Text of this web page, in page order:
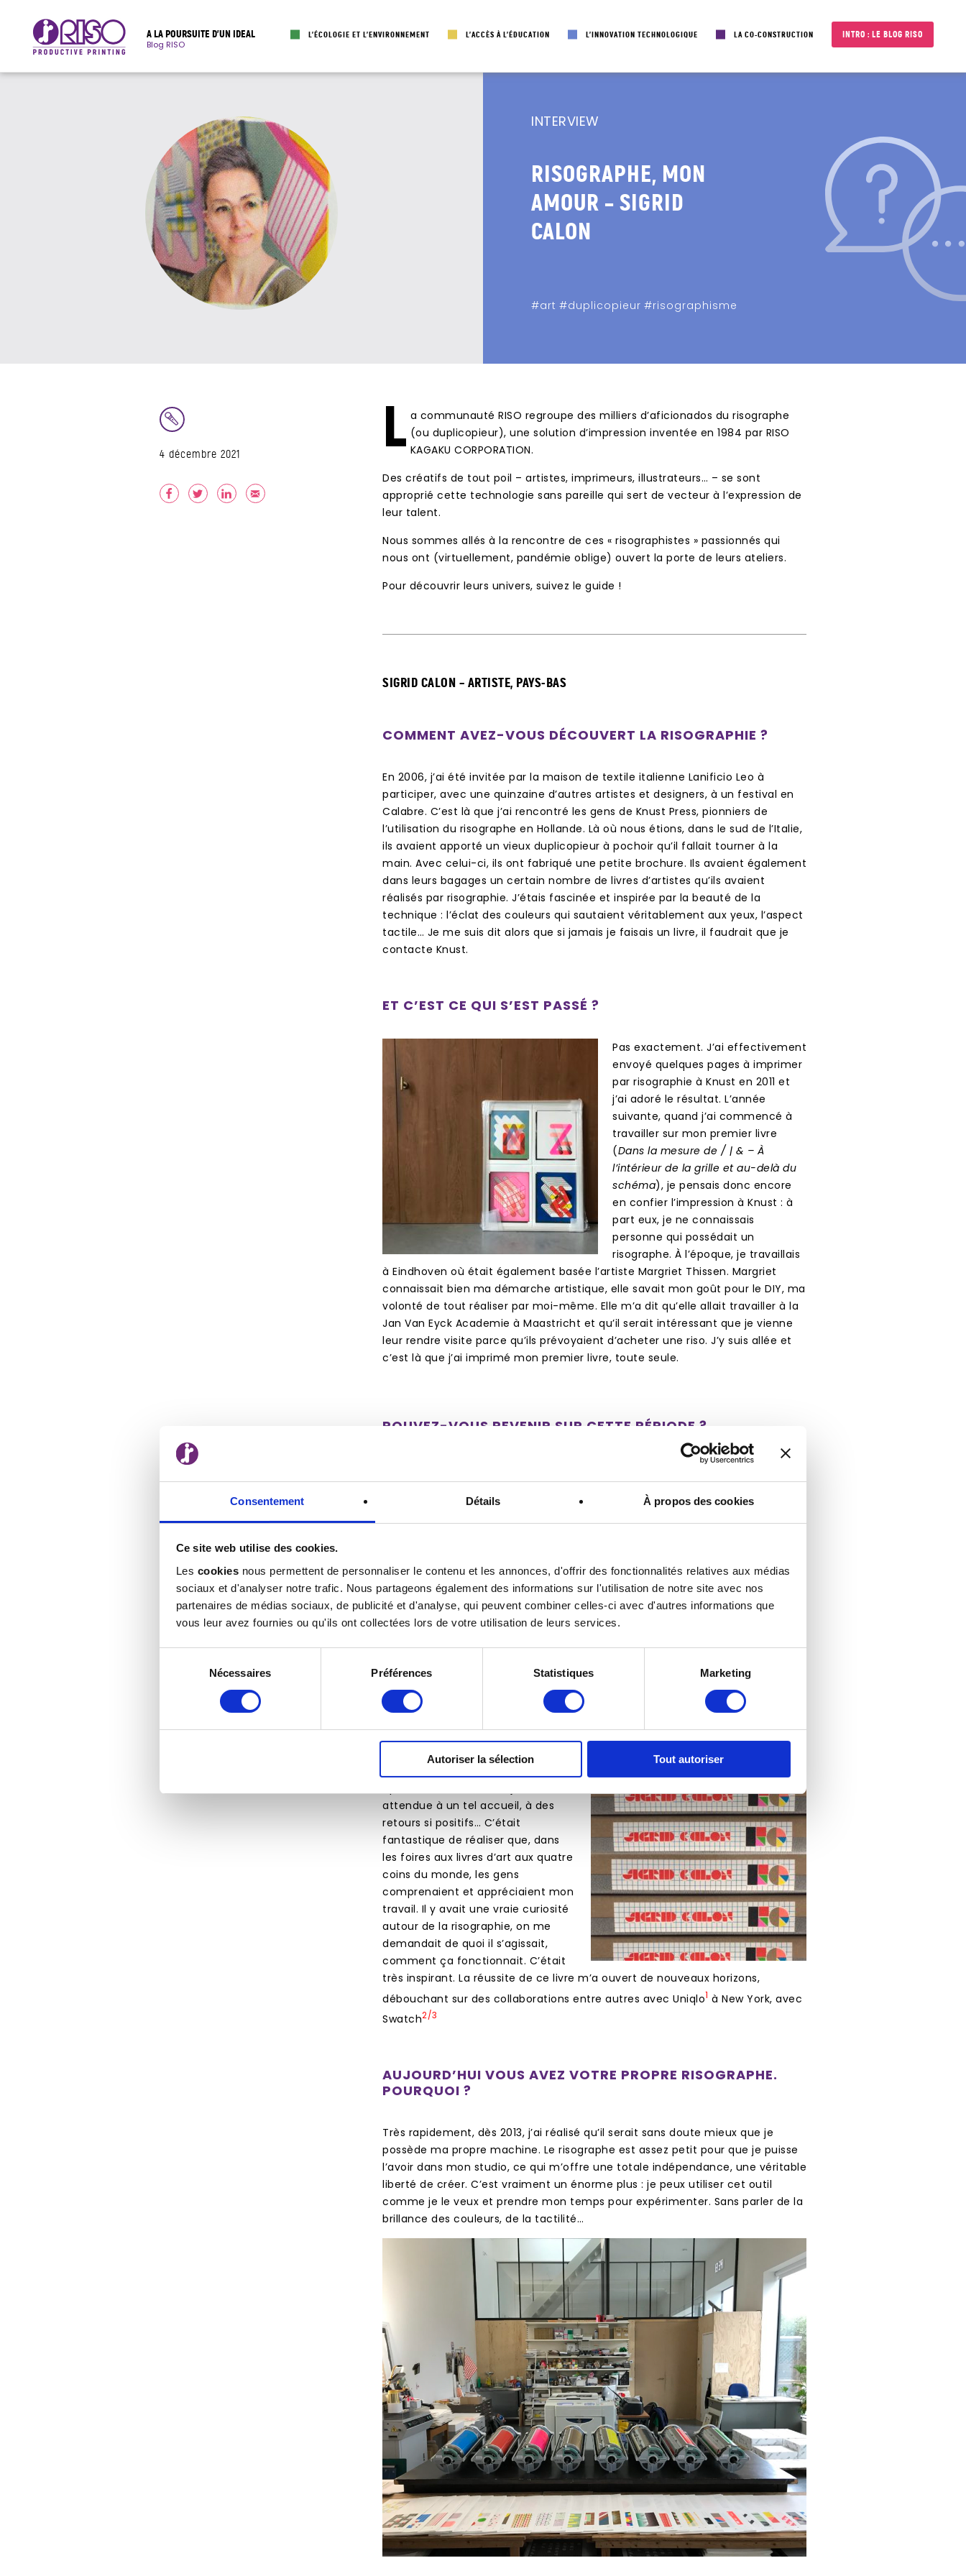
Consentement Détails À propos des cookies
Ce site web utilise des cookies.
Les cookies nous permettent de personnaliser le contenu et les annonces, d'offrir des fonctionnalités relatives aux médias
sociaux et d'analyser notre trafic. Nous partageons également des informations sur l'utilisation de notre site avec nos
partenaires de médias sociaux, de publicité et d'analyse, qui peuvent combiner celles-ci avec d'autres informations que
vous leur avez fournies ou qu'ils ont collectées lors de votre utilisation de leurs services.
consentement
Nécessaires Préférences Statistiques Marketing
Autoriser la sélection Tout autoriser
A LA POURSUITE D’UN IDEAL
Blog RISO
L’ÉCOLOGIE ET L’ENVIRONNEMENT L’ACCÈS À L’ÉDUCATION L’INNOVATION TECHNOLOGIQUE LA CO-CONSTRUCTION INTRO : LE BLOG RISO
INTERVIEW
RISOGRAPHE, MON
AMOUR – SIGRID
CALON
#art #duplicopieur #risographisme
4 décembre 2021 L a communauté RISO regroupe des milliers d’aficionados du risographe
(ou duplicopieur), une solution d’impression inventée en 1984 par RISO
KAGAKU CORPORATION.
Des créatifs de tout poil – artistes, imprimeurs, illustrateurs… – se sont
approprié cette technologie sans pareille qui sert de vecteur à l’expression de
leur talent.
Nous sommes allés à la rencontre de ces « risographistes » passionnés qui
nous ont (virtuellement, pandémie oblige) ouvert la porte de leurs ateliers.
Pour découvrir leurs univers, suivez le guide !
SIGRID CALON – ARTISTE, PAYS-BAS
COMMENT AVEZ-VOUS DÉCOUVERT LA RISOGRAPHIE ?
En 2006, j’ai été invitée par la maison de textile italienne Lanificio Leo à
participer, avec une quinzaine d’autres artistes et designers, à un festival en
Calabre. C’est là que j’ai rencontré les gens de Knust Press, pionniers de
l’utilisation du risographe en Hollande. Là où nous étions, dans le sud de l’Italie,
ils avaient apporté un vieux duplicopieur à pochoir qu’il fallait tourner à la
main. Avec celui-ci, ils ont fabriqué une petite brochure. Ils avaient également
dans leurs bagages un certain nombre de livres d’artistes qu’ils avaient
réalisés par risographie. J’étais fascinée et inspirée par la beauté de la
technique : l’éclat des couleurs qui sautaient véritablement aux yeux, l’aspect
tactile… Je me suis dit alors que si jamais je faisais un livre, il faudrait que je
contacte Knust.
ET C’EST CE QUI S’EST PASSÉ ?
Pas exactement. J’ai effectivement
envoyé quelques pages à imprimer
par risographie à Knust en 2011 et
j’ai adoré le résultat. L’année
suivante, quand j’ai commencé à
travailler sur mon premier livre
(Dans la mesure de / | & – À
l’intérieur de la grille et au-delà du
schéma), je pensais donc encore
en confier l’impression à Knust : à
part eux, je ne connaissais
personne qui possédait un
risographe. À l’époque, je travaillais
à Eindhoven où était également basée l’artiste Margriet Thissen. Margriet
connaissait bien ma démarche artistique, elle savait mon goût pour le DIY, ma
volonté de tout réaliser par moi-même. Elle m’a dit qu’elle allait travailler à la
Jan Van Eyck Academie à Maastricht et qu’il serait intéressant que je vienne
leur rendre visite parce qu’ils prévoyaient d’acheter une riso. J’y suis allée et
c’est là que j’ai imprimé mon premier livre, toute seule.
POUVEZ-VOUS REVENIR SUR CETTE PÉRIODE ?
Le laboratoire n’était pas encore ouvert au public, aucun étudiant ne le
fréquentait. Jo Frenken, chef du laboratoire d’impression de l’Academie, m’a
donné la liberté de travailler comme je le souhaitais. À l’époque, le risographe
semaines pour faire des tests de couleur, puis j’ai passé tout l’été à travailler
mes designs. En septembre, je venais chaque jour à Maastricht pour imprimer
au labo. Il y avait des impressions dans tous les coins. J’ai adoré cette période.
Quand j’y repense, c’était probablement une de mes périodes de création les
VOTRE LIVRE A CONNU UN GRAND SUCCÈS. EST-CE QUE
CELA VOUS A SURPRISE ?
Oui, c’était une surprise totale.
attendue à un tel accueil, à des
retours si positifs… C’était
fantastique de réaliser que, dans
les foires aux livres d’art aux quatre
coins du monde, les gens
comprenaient et appréciaient mon
travail. Il y avait une vraie curiosité
autour de la risographie, on me
demandait de quoi il s’agissait,
comment ça fonctionnait. C’était
très inspirant. La réussite de ce livre m’a ouvert de nouveaux horizons,
débouchant sur des collaborations entre autres avec Uniqlo1 à New York, avec
Swatch2/3
AUJOURD’HUI VOUS AVEZ VOTRE PROPRE RISOGRAPHE.
POURQUOI ?
Très rapidement, dès 2013, j’ai réalisé qu’il serait sans doute mieux que je
possède ma propre machine. Le risographe est assez petit pour que je puisse
l’avoir dans mon studio, ce qui m’offre une totale indépendance, une véritable
liberté de créer. C’est vraiment un énorme plus : je peux utiliser cet outil
comme je le veux et prendre mon temps pour expérimenter. Sans parler de la
brillance des couleurs, de la tactilité…